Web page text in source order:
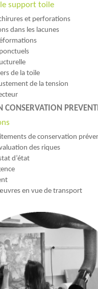
support toile
et perforations
dans les lacunes
de la toile
de la tension
CONSERVATION
de conservation
des riques
d’état
en vue de transport